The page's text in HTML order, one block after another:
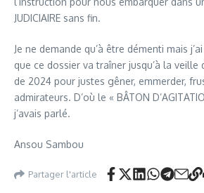
JUDICIAIRE sans fin.
Je ne demande qu’à être démenti mais
que ce dossier va traîner jusqu’à la veille
de 2024 pour justes gêner, emmerder,
admirateurs. D’où le « BÂTON
j’avais parlé.
Ansou Sambou
Partager l'article